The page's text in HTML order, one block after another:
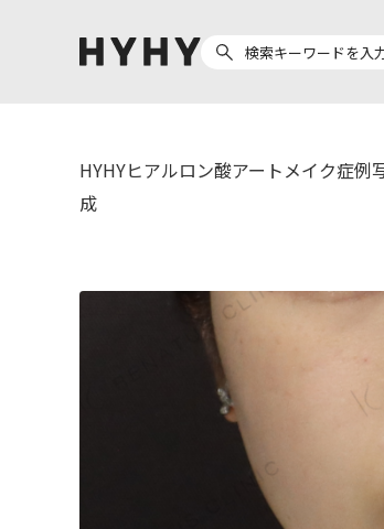
ヒアルロン酸注入
ボラックス
ボリューマ
ボリフト
ボルベラ
HYHYヒアルロン酸アートメイク症例
成